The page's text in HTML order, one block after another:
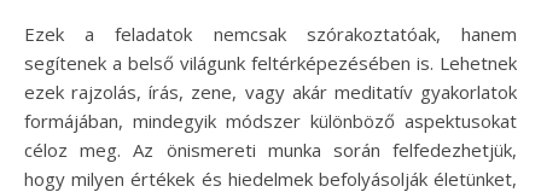
Ezek a feladatok nemcsak szórakoztatóak, hanem
segítenek a belső világunk feltérképezésében is. Lehetnek
ezek rajzolás, írás, zene, vagy akár meditatív gyakorlatok
formájában, mindegyik módszer különböző aspektusokat
céloz meg. Az önismereti munka során felfedezhetjük,
hogy milyen értékek és hiedelmek befolyásolják életünket,